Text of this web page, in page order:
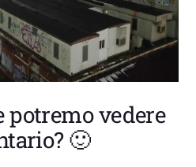
potremo vedere
🙂